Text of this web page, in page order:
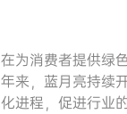
在为消费者提供绿
年来，蓝月亮持续
化进程，促进行业